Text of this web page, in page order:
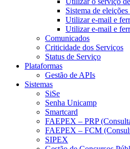
Sistema de
Utilizar e-mail e
Utilizar e-mail e
Comunicados
Criticidade dos Serviços
Status de Serviço
Plataformas
Gestão de APIs
Sistemas
SiSe
Senha Unicamp
Smartcard
FAEPEX – PRP
FAEPEX – FCM
SIPEX